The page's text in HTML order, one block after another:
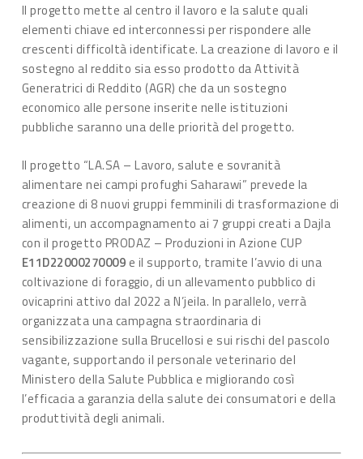
Il progetto mette al centro il lavoro e la salute quali
elementi chiave ed interconnessi per rispondere alle
crescenti difficoltà identificate. La creazione di lavoro e il
sostegno al reddito sia esso prodotto da Attività
Generatrici di Reddito (AGR) che da un sostegno
economico alle persone inserite nelle istituzioni
pubbliche saranno una delle priorità del progetto.
Il progetto “LA.SA – Lavoro, salute e sovranità
alimentare nei campi profughi Saharawi” prevede la
creazione di 8 nuovi gruppi femminili di trasformazione di
alimenti, un accompagnamento ai 7 gruppi creati a Dajla
con il progetto PRODAZ – Produzioni in Azione CUP
E11D22000270009 e il supporto, tramite l’avvio di una
coltivazione di foraggio, di un allevamento pubblico di
ovicaprini attivo dal 2022 a N’jeila. In parallelo, verrà
organizzata una campagna straordinaria di
sensibilizzazione sulla Brucellosi e sui rischi del pascolo
vagante, supportando il personale veterinario del
Ministero della Salute Pubblica e migliorando così
l’efficacia a garanzia della salute dei consumatori e della
produttività degli animali.